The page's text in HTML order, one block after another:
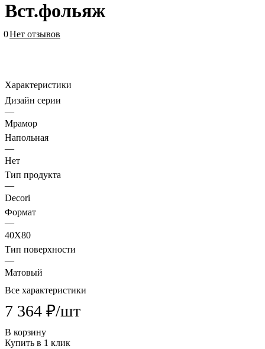
Вст.фольяж
0Нет отзывов
Характеристики
Дизайн серии
—
Мрамор
Напольная
—
Нет
Тип продукта
—
Decori
Формат
—
40X80
Тип поверхности
—
Матовый
Все характеристики
7 364 ₽/шт
В корзину
Купить в 1 клик